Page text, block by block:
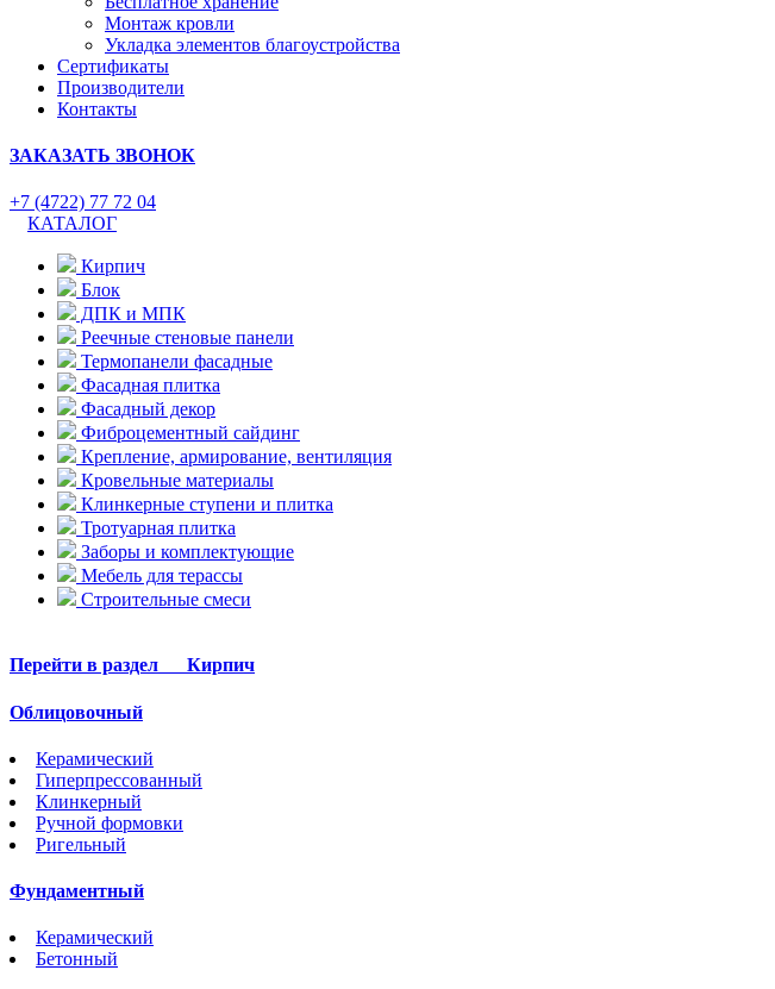
Монтаж кровли
Укладка элементов благоустройства
Сертификаты
Производители
Контакты
ЗАКАЗАТЬ ЗВОНОК
+7 (4722) 77 72 04
КАТАЛОГ
Кирпич
Блок
ДПК и МПК
Реечные стеновые панели
Термопанели фасадные
Фасадная плитка
Фасадный декор
Фиброцементный сайдинг
Крепление, армирование, вентиляция
Кровельные материалы
Клинкерные ступени и плитка
Тротуарная плитка
Заборы и комплектующие
Мебель для терассы
Строительные смеси
Перейти в раздел Кирпич
Облицовочный
Керамический
Гиперпрессованный
Клинкерный
Ручной формовки
Ригельный
Фундаментный
Керамический
Бетонный